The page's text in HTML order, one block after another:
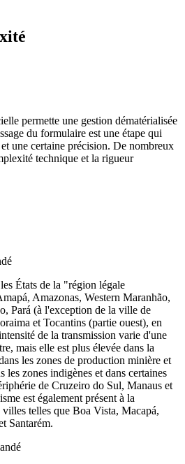
permette une gestion dématérialisée
du formulaire est une étape qui
une certaine précision. De nombreux
technique et la rigueur
États de la "région légale
Amazonas, Western Maranhão,
Pará (à l'exception de la ville de
et Tocantins (partie ouest), en
de la transmission varie d'une
mais elle est plus élevée dans la
les zones de production minière et
les zones indigènes et dans certaines
de Cruzeiro do Sul, Manaus et
est également présent à la
telles que Boa Vista, Macapá,
Santarém.